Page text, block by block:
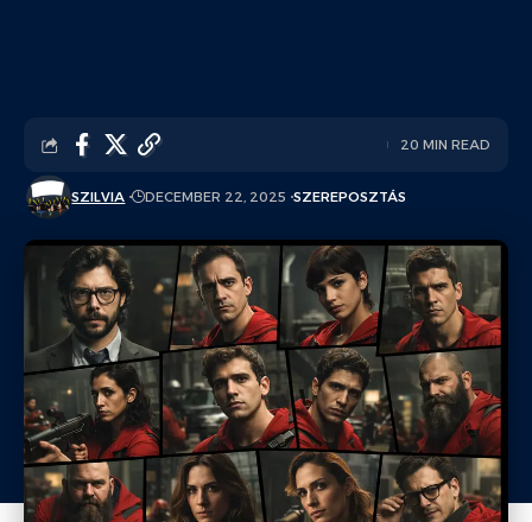
SZILVIA DECEMBER 22, 2025 SZEREPOSZTÁS
20 MIN READ